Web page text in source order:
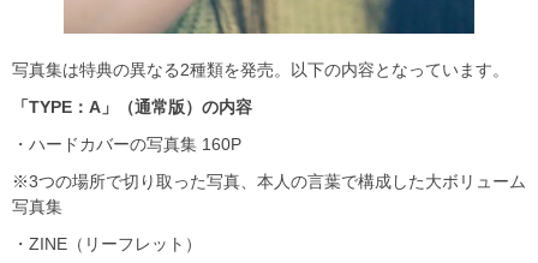
写真集は特典の異なる2種類を発売。以下の内容となっています。
「TYPE ：A 」（通常版）の内容
・ハードカバーの写真集 160P
※3つの場所で切り取った写真、本人の言葉で構成した大ボリューム
写真集
・ZINE（リーフレット）